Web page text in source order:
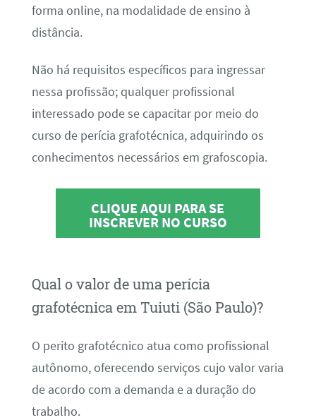
forma online, na modalidade de ensino à
distância.
Não há requisitos específicos para ingressar
nessa profissão; qualquer profissional
interessado pode se capacitar por meio do
curso de perícia grafotécnica, adquirindo os
conhecimentos necessários em grafoscopia.
CLIQUE AQUI PARA SE
INSCREVER NO CURSO
Qual o valor de uma perícia
grafotécnica em Tuiuti (São Paulo)?
O perito grafotécnico atua como profissional
autônomo, oferecendo serviços cujo valor varia
de acordo com a demanda e a duração do
trabalho.